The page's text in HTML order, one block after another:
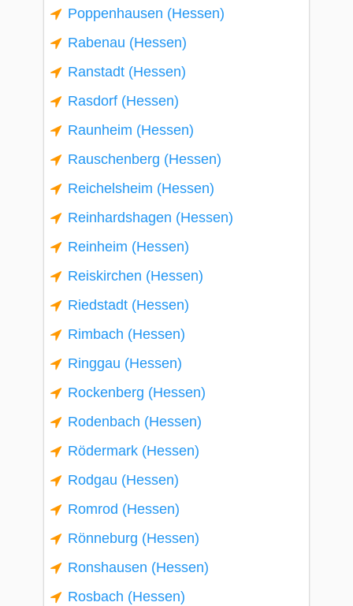
Poppenhausen (Hessen)
Rabenau (Hessen)
Ranstadt (Hessen)
Rasdorf (Hessen)
Raunheim (Hessen)
Rauschenberg (Hessen)
Reichelsheim (Hessen)
Reinhardshagen (Hessen)
Reinheim (Hessen)
Reiskirchen (Hessen)
Riedstadt (Hessen)
Rimbach (Hessen)
Ringgau (Hessen)
Rockenberg (Hessen)
Rodenbach (Hessen)
Rödermark (Hessen)
Rodgau (Hessen)
Romrod (Hessen)
Rönneburg (Hessen)
Ronshausen (Hessen)
Rosbach (Hessen)